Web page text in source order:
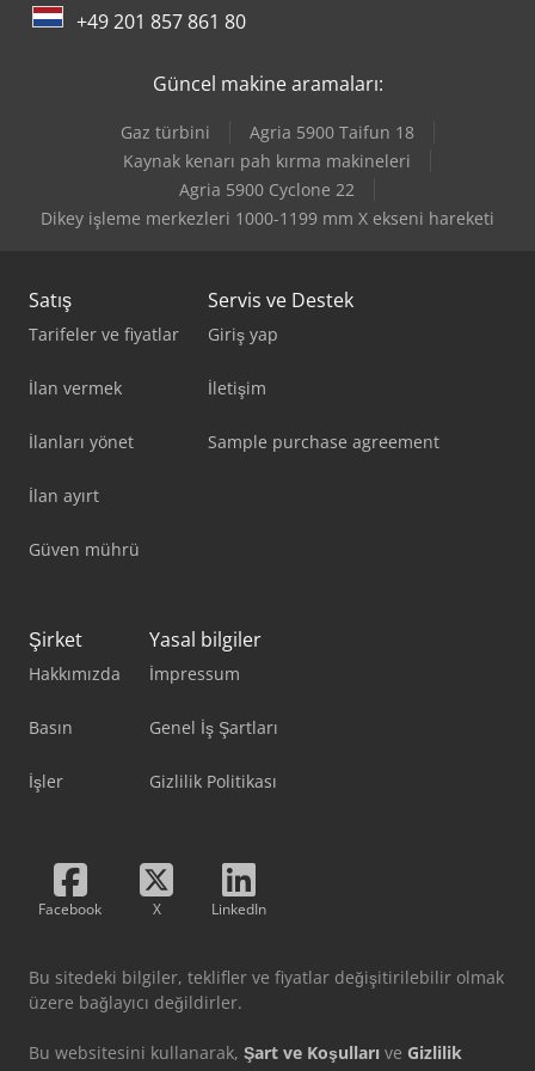
Omax Maxiem 1530
Omax Maxiem 2040
Scm Olimpic K 360
+49 201 857 861 80
Güncel makine aramaları:
Gaz türbini
Agria 5900 Taifun 18
Kaynak kenarı pah kırma makineleri
Agria 5900 Cyclone 22
Dikey işleme merkezleri 1000-1199 mm X ekseni hareketi
Satış
Tarifeler ve fiyatlar
İlan vermek
İlanları yönet
İlan ayırt
Güven mührü
Servis ve Destek
Giriş yap
İletişim
Sample purchase agreement
Şirket
Hakkımızda
Basın
İşler
Yasal bilgiler
İmpressum
Genel İş Şartları
Gizlilik Politikası
Facebook X LinkedIn
Bu sitedeki bilgiler, teklifler ve fiyatlar değişitirilebilir olmak
üzere bağlayıcı değildirler.
Bu websitesini kullanarak, Şart ve Koşulları ve Gizlilik